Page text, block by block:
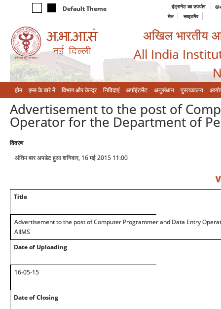
Default Theme इंट्रानेट का उपयोग
मेल
साइटमैप
अखिल भारतीय
All India
होम एम्‍स के बारे में विभाग और केन्‍द्र निविदाएं अपॉइंटमेंट अनुसंधान पुस्तकालय
Advertisement to the post of
Operator for the Department of
विवरण
अंतिम बार अपडेट हुआ शनिवार, 16 मई 2015 11:00
Title
Advertisement to the post of Computer Programmer and Data Entry
AIIMS
Date of Uploading
16-05-15
Date of Closing